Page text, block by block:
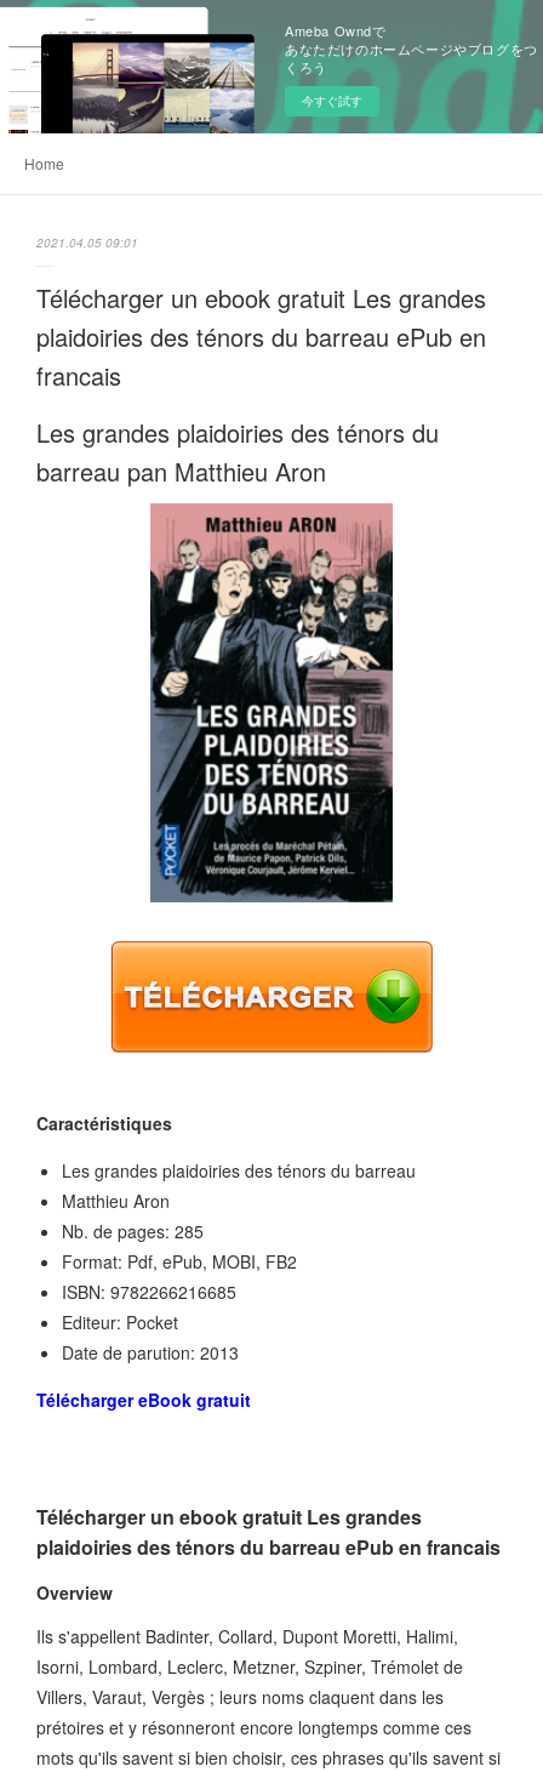
Ameba Owndで
あなただけのホームページやブログをつ
くろう
今すぐ試す
Home
2021.04.05 09:01
Télécharger un ebook gratuit Les grandes
plaidoiries des ténors du barreau ePub en
francais
Les grandes plaidoiries des ténors du
barreau pan Matthieu Aron
Caractéristiques
Les grandes plaidoiries des ténors du barreau
Matthieu Aron
Nb. de pages: 285
Format: Pdf, ePub, MOBI, FB2
ISBN: 9782266216685
Editeur: Pocket
Date de parution: 2013
Télécharger eBook gratuit
Télécharger un ebook gratuit Les grandes
plaidoiries des ténors du barreau ePub en francais
Overview
Ils s'appellent Badinter, Collard, Dupont Moretti, Halimi,
Isorni, Lombard, Leclerc, Metzner, Szpiner, Trémolet de
Villers, Varaut, Vergès ; leurs noms claquent dans les
prétoires et y résonneront encore longtemps comme ces
mots qu'ils savent si bien choisir, ces phrases qu'ils savent si